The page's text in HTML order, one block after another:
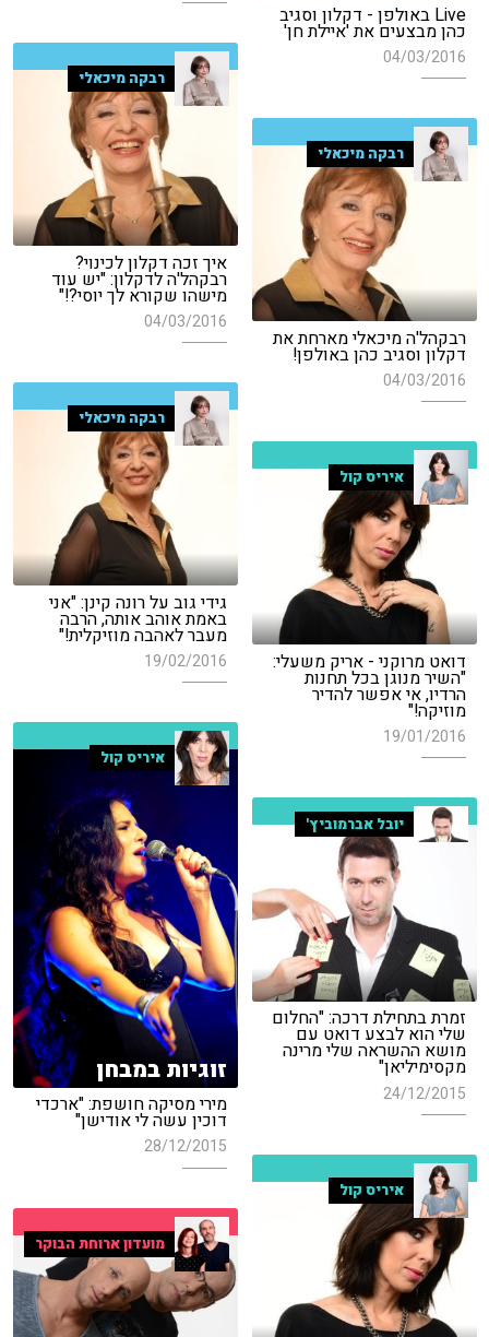
Live באולפן - דקלון וסגיב
כהן מבצעים את 'איילת חן'
04/03/2016
רבקה מיכאלי
איך זכה דקלון לכינוי?
רבקהל'ה לדקלון: "יש עוד
מישהו שקורא לך יוסי?!"
04/03/2016
רבקה מיכאלי
רבקהל'ה מיכאלי מארחת את
דקלון וסגיב כהן באולפן!
04/03/2016
רבקה מיכאלי
גידי גוב על רונה קינן: "אני
באמת אוהב אותה, הרבה
מעבר לאהבה מוזיקלית!"
19/02/2016
איריס קול
דואט מרוקני - אריק משעלי:
"השיר מנוגן בכל תחנות
הרדיו, אי אפשר להדיר
מוזיקה!"
19/01/2016
איריס קול
זוגיות במבחן
מירי מסיקה חושפת: "ארכדי
דוכין עשה לי אודישן"
28/12/2015
יובל אברמוביץ'
זמרת בתחילת דרכה: "החלום
שלי הוא לבצע דואט עם
מושא ההשראה שלי מרינה
מקסימיליאן"
24/12/2015
איריס קול
מועדון ארוחת הבוקר